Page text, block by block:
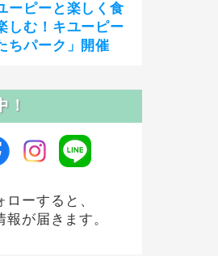
ーピーと楽しく食
しむ！キユーピー
ちパーク」開催
！
ローすると、
が届きます。